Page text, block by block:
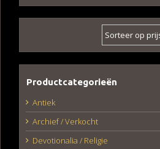
Productcategorieën
Antiek
Archief / Verkocht
Devotionalia / Religie